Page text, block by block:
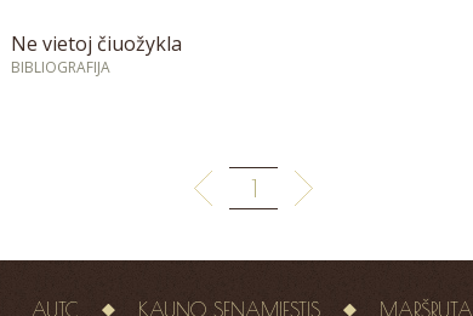
Ne vietoj čiuožykla
BIBLIOGRAFIJA
1
AUTC KAUNO SENAMIESTIS MARŠRUTAI